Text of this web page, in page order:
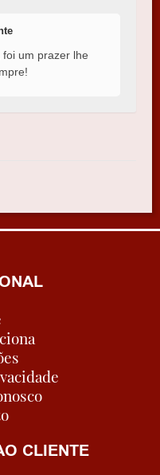
um prazer lhe
CLIENTE